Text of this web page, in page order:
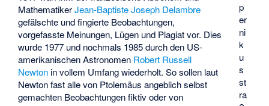
p
er
ni
k
u
s
st
ra
MathematikerJean-Baptiste Joseph Delambre
gefälschte und fingierte Beobachtungen,
vorgefasste Meinungen, Lügen und Plagiat vor. Dies
wurde 1977 und nochmals 1985 durch den US-
amerikanischen Astronomen Robert Russell
Newton in vollem Umfang wiederholt. So sollen laut
Newton fast alle von Ptolemäus angeblich selbst
gemachten Beobachtungen fiktiv oder von